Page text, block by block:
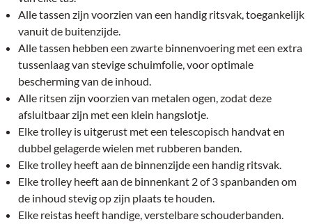
Alle tassen zijn voorzien van een handig ritsvak, toegankelijk
vanuit de buitenzijde.
Alle tassen hebben een zwarte binnenvoering met een extra
tussenlaag van stevige schuimfolie, voor optimale
bescherming van de inhoud.
Alle ritsen zijn voorzien van metalen ogen, zodat deze
afsluitbaar zijn met een klein hangslotje.
Elke trolley is uitgerust met een telescopisch handvat en
dubbel gelagerde wielen met rubberen banden.
Elke trolley heeft aan de binnenzijde een handig ritsvak.
Elke trolley heeft aan de binnenkant 2 of 3 spanbanden om
de inhoud stevig op zijn plaats te houden.
Elke reistas heeft handige, verstelbare schouderbanden.